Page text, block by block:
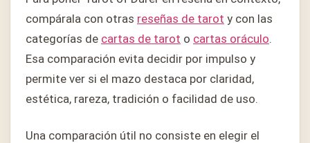
compárala con otras reseñas de tarot y con las
categorías de cartas de tarot o cartas oráculo.
Esa comparación evita decidir por impulso y
permite ver si el mazo destaca por claridad,
estética, rareza, tradición o facilidad de uso.
Una comparación útil no consiste en elegir el